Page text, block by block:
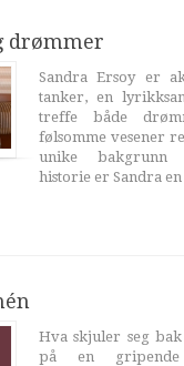
drømmer
Sandra Ersoy er
tanker, en
treffe både
følsomme vesener
unike bakgrunn
historie er Sandra
Hva skjuler seg bak
på en gripende